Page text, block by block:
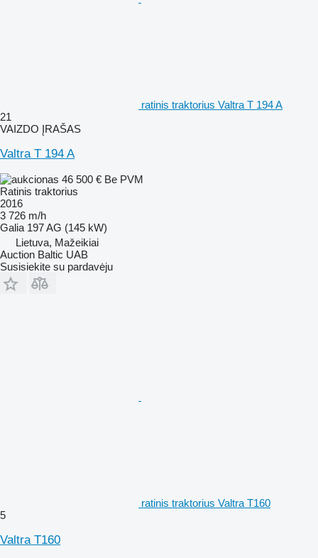
ratinis traktorius Valtra T 194 A
21
VAIZDO ĮRAŠAS
Valtra T 194 A
46 500 € Be PVM
Ratinis traktorius
2016
3 726 m/h
Galia 197 AG (145 kW)
Lietuva, Mažeikiai
Auction Baltic UAB
Susisiekite su pardavėju
ratinis traktorius Valtra T160
5
Valtra T160